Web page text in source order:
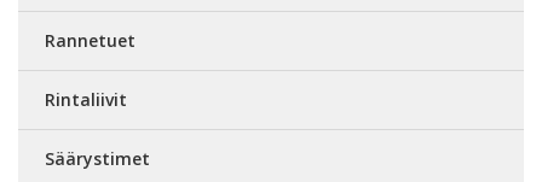
Rannetuet
Rintaliivit
Säärystimet